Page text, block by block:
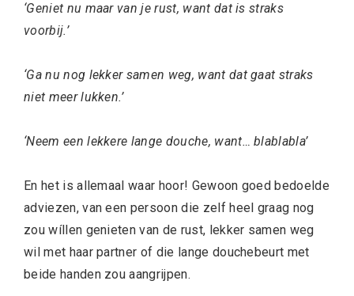
‘Geniet nu maar van je rust, want dat is straks
voorbij.’
‘Ga nu nog lekker samen weg, want dat gaat straks
niet meer lukken.’
‘Neem een lekkere lange douche, want… blablabla’
En het is allemaal waar hoor! Gewoon goed bedoelde
adviezen, van een persoon die zelf heel graag nog
zou wíllen genieten van de rust, lekker samen weg
wil met haar partner of die lange douchebeurt met
beide handen zou aangrijpen.